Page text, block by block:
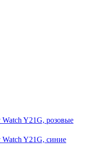
Watch Y21G, розовые
Watch Y21G, синие